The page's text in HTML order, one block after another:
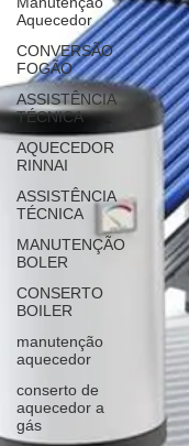
Aquecedor
CONVERSÃO
FOGÃO
ASSISTÊNCIA
TÉCNICA
AQUECEDOR
RINNAI
ASSISTÊNCIA
TÉCNICA
MANUTENÇÃO
BOLER
CONSERTO
BOILER
manutenção
aquecedor
conserto de
aquecedor a
gás